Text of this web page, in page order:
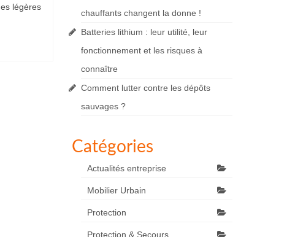
légères
chauffants changent la donne !
Batteries lithium : leur utilité, leur
fonctionnement et les risques à
connaître
Comment lutter contre les dépôts
sauvages ?
Catégories
Actualités entreprise
Mobilier Urbain
Protection
Protection & Secours